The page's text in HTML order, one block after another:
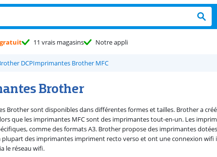
gratuit 11 vrais magasins Notre appli
DCPImprimantes Brother MFC
Brother
Brother sont disponibles dans différentes formes et tailles. Brother a
que les imprimantes MFC sont des imprimantes tout-en-un. Les
comme des formats A3. Brother propose des imprimantes
plupart des imprimantes impriment recto verso et ont une connexion
le réseau wifi.